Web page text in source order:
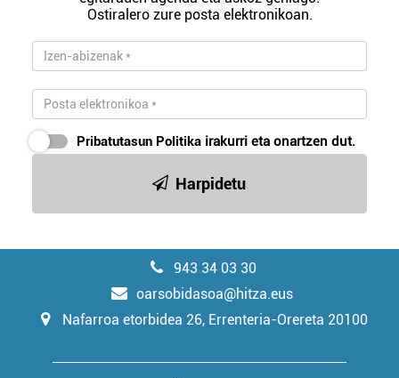
Ostiralero zure posta elektronikoan.
Pribatutasun Politika irakurri eta onartzen dut.
Harpidetu
943 34 03 30
oarsobidasoa@hitza.eus
Nafarroa etorbidea 26, Errenteria-Orereta 20100